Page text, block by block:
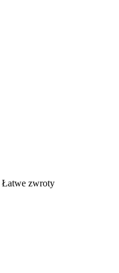
Łatwe zwroty